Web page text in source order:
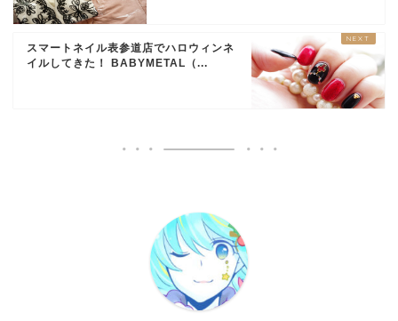
スマートネイル表参道店でハロウィンネ
イルしてきた！ BABYMETAL（...